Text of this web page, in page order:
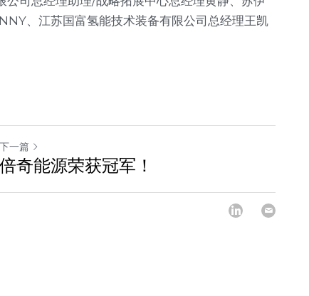
、江苏国富氢能技术装备有限公司总经理王凯
下一篇
倍奇能源荣获冠军！